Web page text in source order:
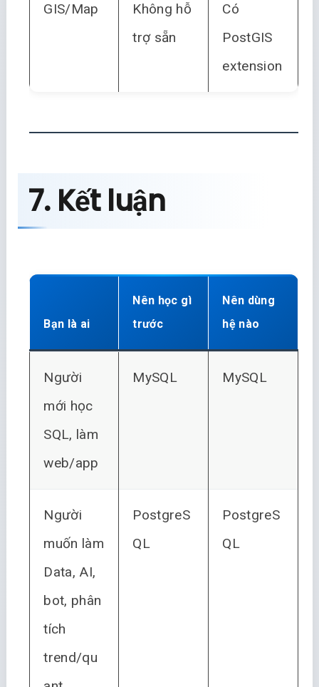
GIS/Map
Không hỗ
trợ sẵn
Có
PostGIS
extension
7. Kết luận
Bạn là ai
Nên học gì
trước
Nên dùng
hệ nào
Người
mới học
SQL, làm
web/app
MySQL MySQL
Người
muốn làm
Data, AI,
bot, phân
tích
trend/qu
PostgreS
QL
PostgreS
QL